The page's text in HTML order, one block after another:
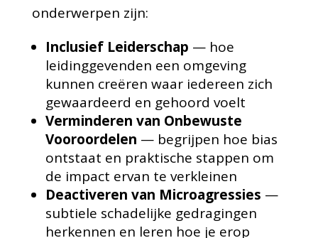
onderwerpen zijn:
Inclusief Leiderschap — hoe
leidinggevenden een omgeving
kunnen creëren waar iedereen zich
gewaardeerd en gehoord voelt
Verminderen van Onbewuste
Vooroordelen — begrijpen hoe bias
ontstaat en praktische stappen om
de impact ervan te verkleinen
Deactiveren van Microagressies —
subtiele schadelijke gedragingen
herkennen en leren hoe je erop